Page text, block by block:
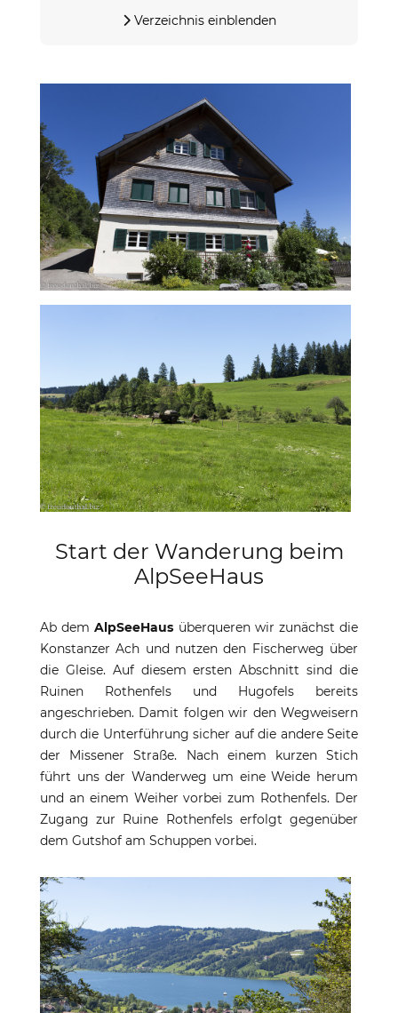
Verzeichnis einblenden
Start der Wanderung beim
AlpSeeHaus
Ab demAlpSeeHaus überqueren wir zunächst die
Konstanzer Ach und nutzen den Fischerweg über
die Gleise. Auf diesem ersten Abschnitt sind die
Ruinen Rothenfels und Hugofels bereits
angeschrieben. Damit folgen wir den Wegweisern
durch die Unterführung sicher auf die andere Seite
der Missener Straße. Nach einem kurzen Stich
führt uns der Wanderweg um eine Weide herum
und an einem Weiher vorbei zum Rothenfels. Der
Zugang zur Ruine Rothenfels erfolgt gegenüber
dem Gutshof am Schuppen vorbei.